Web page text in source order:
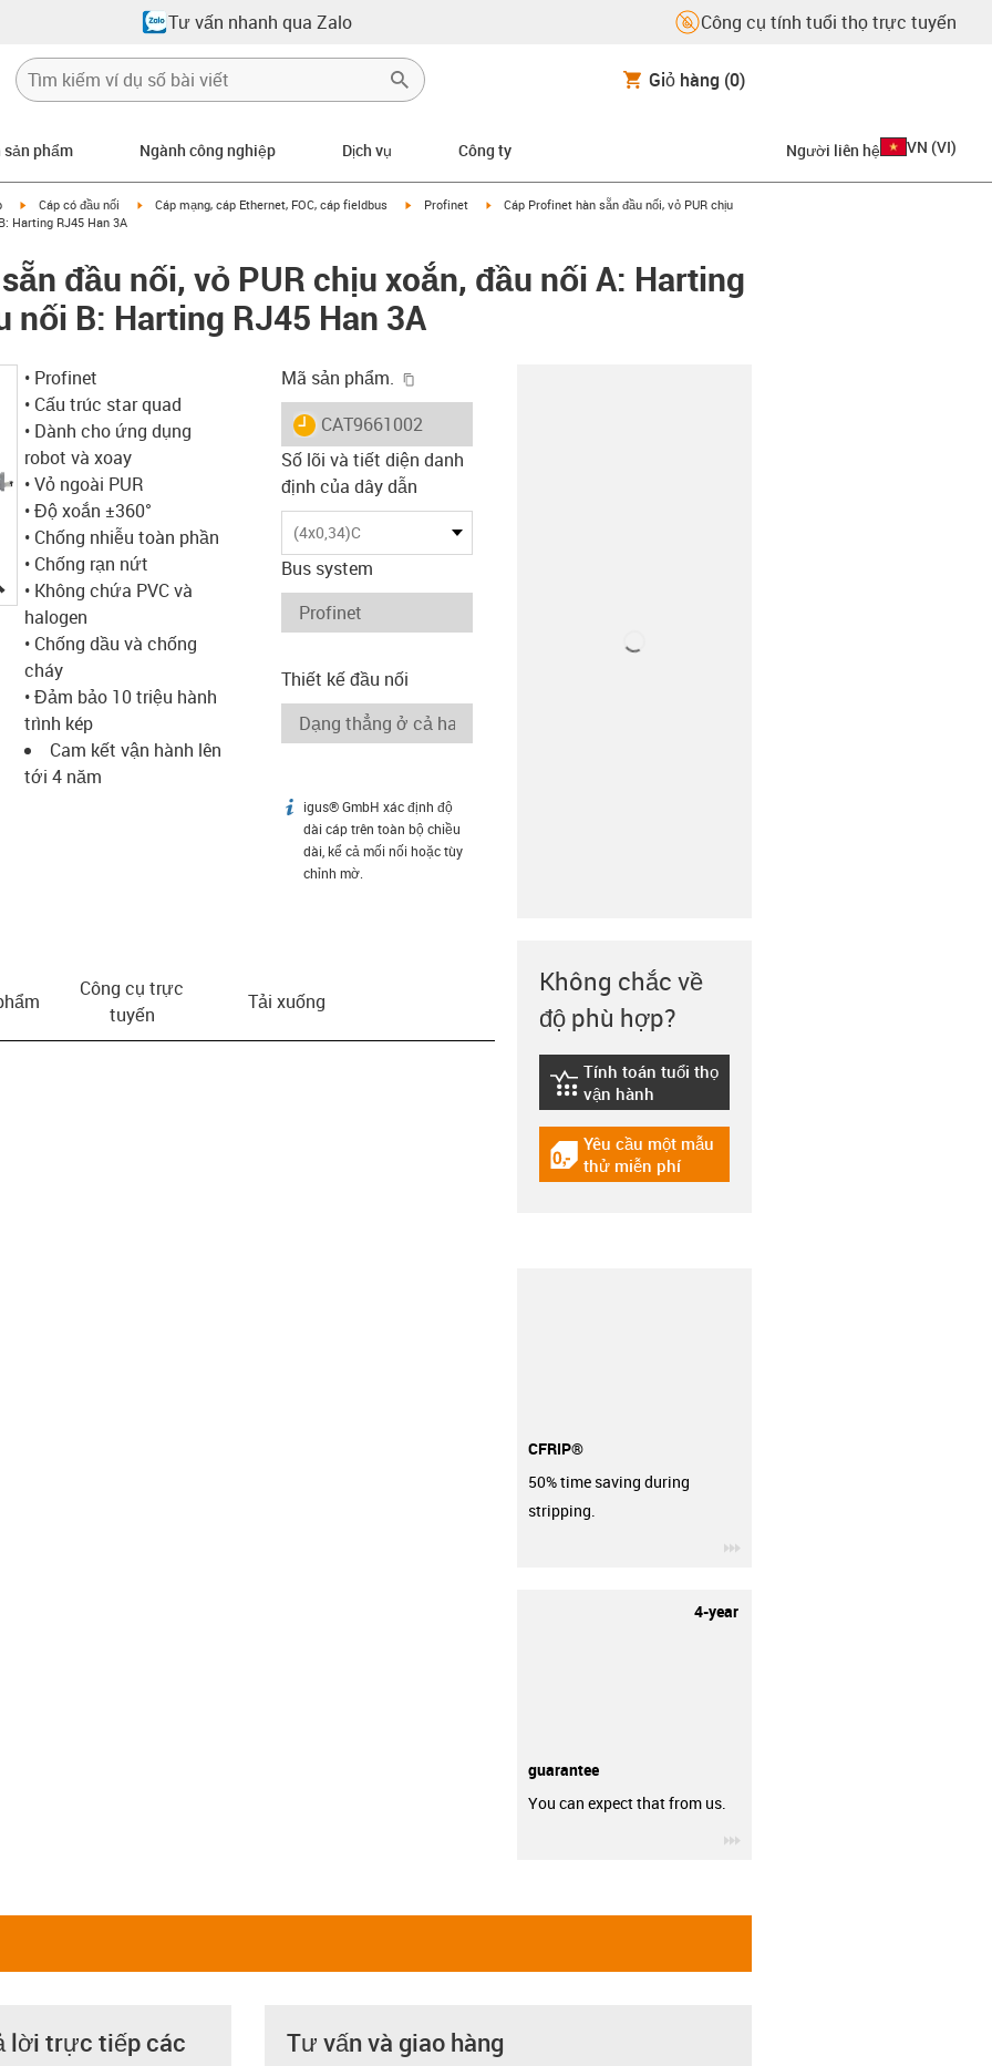
Tư vấn nhanh qua Zalo Công cụ tính tuổi thọ trực tuyến
Giỏ hàng (0)
phẩm Ngành công nghiệp Dịch vụ Công ty Người liên hệ VN (VI)
igus-icon-arrow-right
Cáp có đầu nối igus-icon-arrow-right
Cáp mạng, cáp Ethernet, FOC, cáp fieldbus igus-icon-arrow-right
Profinet igus-icon-arrow-right
Cáp Profinet hàn sẵn đầu nối, vỏ PUR chịu
Harting RJ45 Han 3A
đầu nối, vỏ PUR chịu xoắn, đầu nối A: Harting
nối B: Harting RJ45 Han 3A
igus-icon-lupe
• Profinet
• Cấu trúc star quad
• Dành cho ứng dụng
robot và xoay
• Vỏ ngoài PUR
• Độ xoắn ±360°
• Chống nhiễu toàn phần
• Chống rạn nứt
• Không chứa PVC và
halogen
• Chống dầu và chống
cháy
• Đảm bảo 10 triệu hành
trình kép
Cam kết vận hành lên
tới 4 năm
Mã sản phẩm.
igus-icon-lieferzeit
CAT9661002
Số lõi và tiết diện danh
định của dây dẫn
(4x0,34)C
Bus system
Thiết kế đầu nối
igus-icon-info
igus® GmbH xác định độ
dài cáp trên toàn bộ chiều
dài, kể cả mối nối hoặc tùy
chỉnh mờ.
Công cụ trực
tuyến
Tải xuống
Không chắc về
độ phù hợp?
igus-icon-lebensdauerrechner
Tính toán tuổi thọ
vận hành
igus-icon-gratismuster
Yêu cầu một mẫu
thử miễn phí
CFRIP®
50% time saving during
stripping.
4-year
guarantee
You can expect that from us.
lời trực tiếp các
Tư vấn và giao hàng